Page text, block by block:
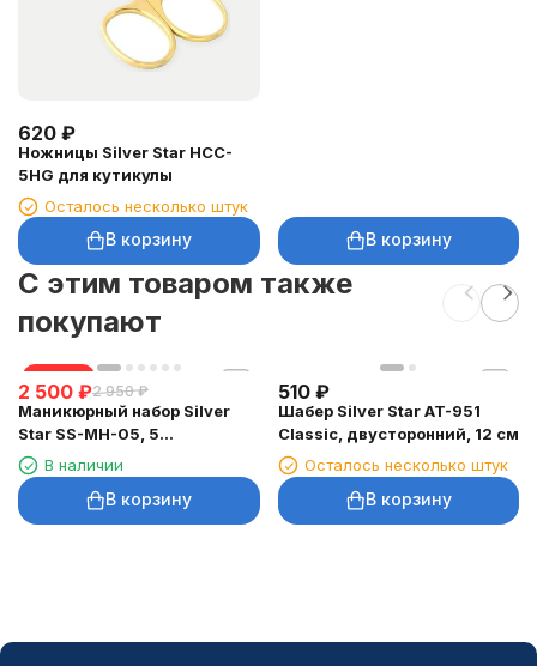
620 ₽
Ножницы Silver Star HCC-
5HG для кутикулы
Осталось несколько штук
В корзину В корзину
C этим товаром также
покупают
скидка
2 500 ₽2 950 ₽
Маникюрный набор Silver
Star SS-MH-05, 5
предметов, дизайны
В наличии
В корзину
510 ₽
Шабер Silver Star AT-951
Classic, двусторонний, 12 см
Осталось несколько штук
В корзину